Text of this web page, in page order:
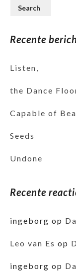
Recente
Listen,
the Dance
Capable of
Seeds
Undone
Recente
ingeborg op
Leo van Es op
ingeborg op